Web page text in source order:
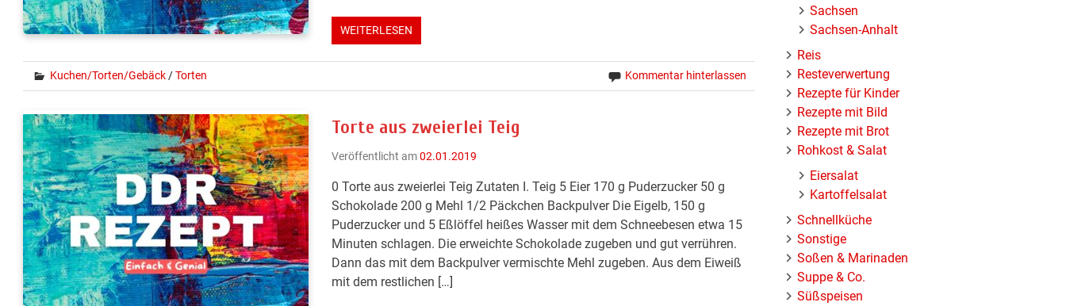
WEITERLESEN
Kuchen/Torten/Gebäck/Torten Kommentar hinterlassen
Torte aus zweierlei Teig
Veröffentlicht am02.01.2019
0 Torte aus zweierlei Teig Zutaten I. Teig 5 Eier 170 g Puderzucker 50 g
Schokolade 200 g Mehl 1/2 Päckchen Backpulver Die Eigelb, 150 g
Puderzucker und 5 Eßlöffel heißes Wasser mit dem Schneebesen etwa 15
Minuten schlagen. Die erweichte Schokolade zugeben und gut verrühren.
Dann das mit dem Backpulver vermischte Mehl zugeben. Aus dem Eiweiß
mit dem restlichen […]
Sachsen
Sachsen-Anhalt
Reis
Resteverwertung
Rezepte für Kinder
Rezepte mit Bild
Rezepte mit Brot
Rohkost & Salat
Eiersalat
Kartoffelsalat
Schnellküche
Sonstige
Soßen & Marinaden
Suppe & Co.
Süßspeisen